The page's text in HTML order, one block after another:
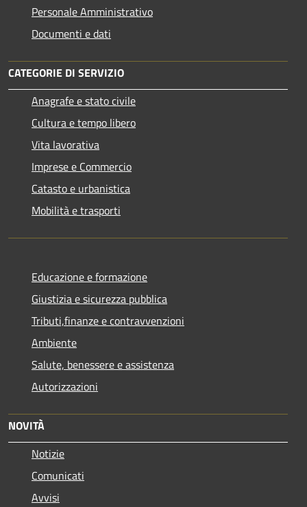
Personale Amministrativo
Documenti e dati
CATEGORIE DI SERVIZIO
Anagrafe e stato civile
Cultura e tempo libero
Vita lavorativa
Imprese e Commercio
Catasto e urbanistica
Mobilità e trasporti
Educazione e formazione
Giustizia e sicurezza pubblica
Tributi,finanze e contravvenzioni
Ambiente
Salute, benessere e assistenza
Autorizzazioni
NOVITÀ
Notizie
Comunicati
Avvisi